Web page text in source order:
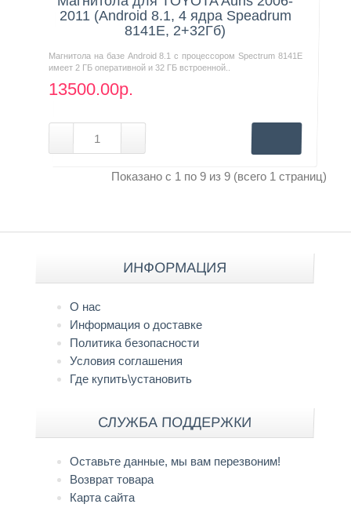
2011 (Android 8.1, 4 ядра Speadrum
8141E, 2+32Гб)
Магнитола на базе Android 8.1 с процессором Spectrum 8141E
имеет 2 ГБ оперативной и 32 ГБ встроенной..
13500.00р.
Показано с 1 по 9 из 9 (всего 1 страниц)
ИНФОРМАЦИЯ
О нас
Информация о доставке
Политика безопасности
Условия соглашения
Где купить\установить
СЛУЖБА ПОДДЕРЖКИ
Оставьте данные, мы вам перезвоним!
Возврат товара
Карта сайта